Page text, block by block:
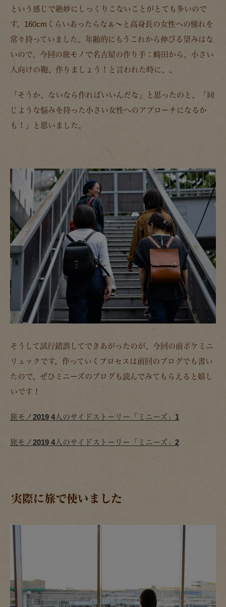
という感じで絶妙にしっくりこないことがとても多いので
す。160cmくらいあったらなぁ～と高身長の女性への憧れを
常々持っていました。年齢的にもうこれから伸びる望みはな
いので、今回の旅モノで名古屋の作り手：崎田から、小さい
人向けの鞄、作りましょう！と言われた時に、、
「そうか、ないなら作ればいいんだな」と思ったのと、「同
じような悩みを持った小さい女性へのアプローチになるか
も！」と思いました。
そうして試行錯誤してできあがったのが、今回の前ポケミニ
リュックです。作っていくプロセスは前回のブログでも書い
たので、ぜひミニーズのブログも読んでみてもらえると嬉し
いです！
旅モノ2019 4人のサイドストーリー「ミニーズ」1
旅モノ2019 4人のサイドストーリー「ミニーズ」2
実際に旅で使いました